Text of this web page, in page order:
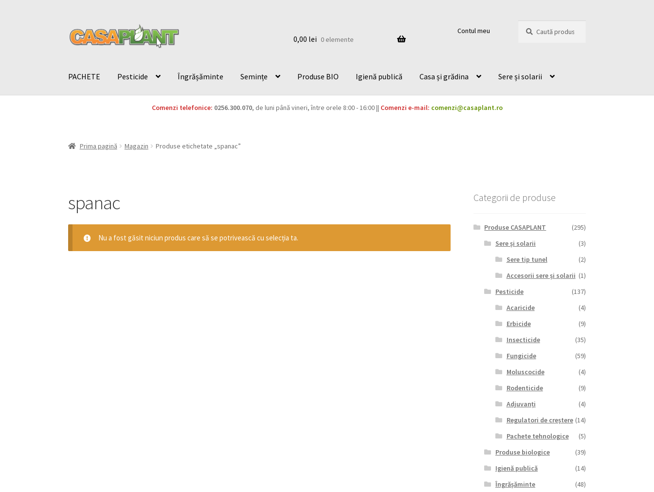
0,00 lei 0 elemente
Contul meu
după:
PACHETE Pesticide Îngrășăminte Semințe Produse BIO Igienă publică Casa și grădina Sere și solarii
Comenzi telefonice: 0256.300.070, de luni până vineri, între orele 8:00 - 16:00 || Comenzi e-mail: comenzi@casaplant.ro
Prima pagină Magazin Produse etichetate „spanac”
spanac
Nu a fost găsit niciun produs care să se potrivească cu selecția ta.
Categorii de produse
Produse CASAPLANT
(295)
Sere și solarii
(3)
Sere tip tunel
(2)
Accesorii sere și solarii (1)
Pesticide
(137)
Acaricide
(4)
Erbicide
(9)
Insecticide
(35)
Fungicide
(59)
Moluscocide
(4)
Rodenticide
(9)
Adjuvanți
(4)
Regulatori de creștere (14)
Pachete tehnologice
(5)
Produse biologice
(39)
Igienă publică
(14)
Îngrășăminte
(48)